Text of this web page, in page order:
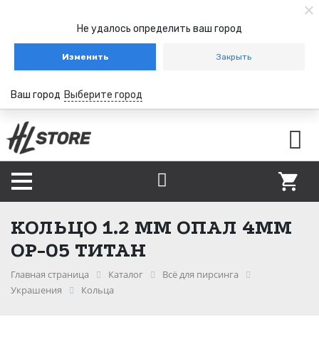
Не удалось определить ваш город
Изменить Закрыть
Ваш город Выберите город
КОЛЬЦО 1.2 ММ ОПАЛ 4ММ
OP-05 ТИТАН
Главная страница Каталог
Всё для пирсинга
Украшения
Кольца